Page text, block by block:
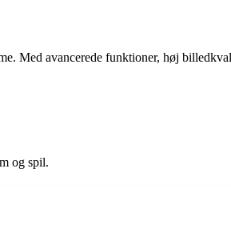
Med avancerede funktioner, høj
og spil.